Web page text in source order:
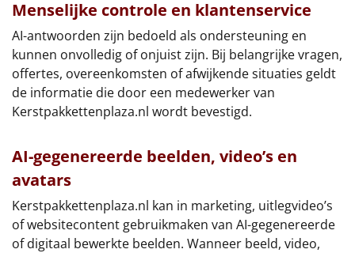
Noodradio NIEUW
Deken (fleece plaid)
Alle artikelen
Ideeën
Personeel
Doe het zelf
Menselijke controle en klantenservice
AI-antwoorden zijn bedoeld als ondersteuning en
kunnen onvolledig of onjuist zijn. Bij belangrijke vragen,
offertes, overeenkomsten of afwijkende situaties geldt
de informatie die door een medewerker van
Kerstpakkettenplaza.nl wordt bevestigd.
AI-gegenereerde beelden, video’s en
avatars
Kerstpakkettenplaza.nl kan in marketing, uitlegvideo’s
of websitecontent gebruikmaken van AI-gegenereerde
of digitaal bewerkte beelden. Wanneer beeld, video,